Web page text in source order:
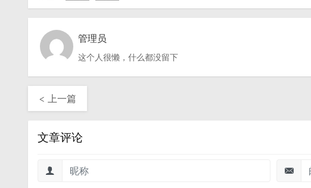
管理员
这个人很懒，什么都没留下
< 上一篇
文章评论